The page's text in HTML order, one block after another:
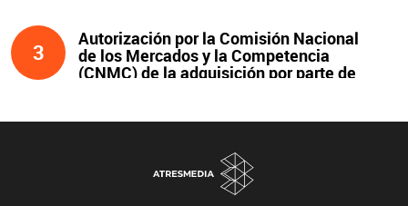
3
Autorización por la Comisión Nacional
de los Mercados y la Competencia
(CNMC) de la adquisición por parte de
compromisos asumidos